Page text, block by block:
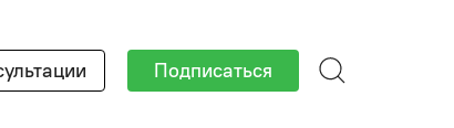
Подписаться